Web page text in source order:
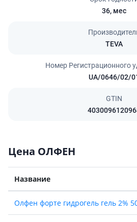
36, мес
TEVA
Номер Регистрационного
UA/0646/02/
GTIN
Цена ОЛФЕН
Название
Олфен форте гидрогель гель 2%